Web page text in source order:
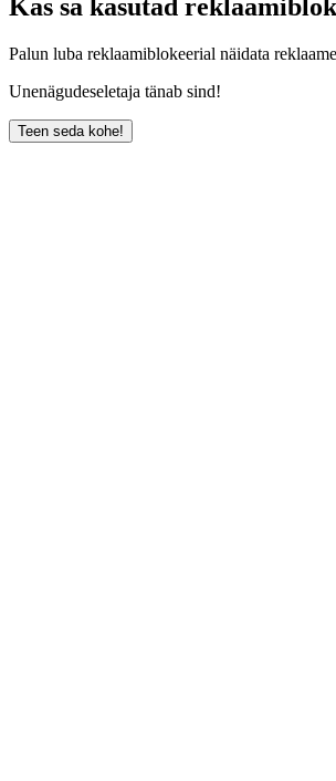
Kas sa kasutad
Palun luba reklaamiblokeerial näidata
Unenägudeseletaja tänab sind!
Teen seda kohe!